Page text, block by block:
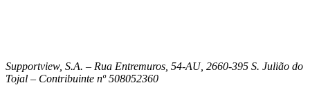
Supportview, S.A. – Rua Entremuros, 54-AU, 2660-395 S. Julião do
Tojal – Contribuinte nº 508052360